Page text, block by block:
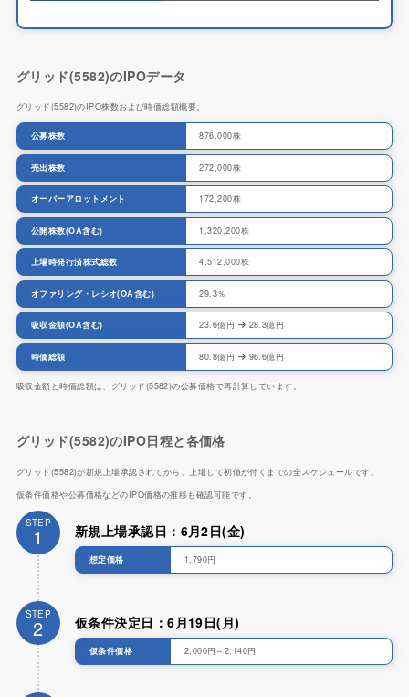
グリッド(5582)のIPOデータ
グリッド(5582)のIPO株数および時価総額概要。
公募株数 876,000株
売出株数 272,000株
オーバーアロットメント 172,200株
公開株数(OA含む) 1,320,200株
上場時発行済株式総数 4,512,000株
オファリング・レシオ(OA含む) 29.3％
吸収金額(OA含む) 23.6億円 28.3億円
時価総額 80.8億円 96.6億円
吸収金額と時価総額は、グリッド(5582)の公募価格で再計算しています。
グリッド(5582)のIPO日程と各価格
グリッド(5582)が新規上場承認されてから、上場して初値が付くまでの全スケジュールです。
仮条件価格や公募価格などのIPO価格の推移も確認可能です。
STEP
1 新規上場承認日：6月2日(金)
想定価格 1,790円
STEP
2 仮条件決定日：6月19日(月)
仮条件価格 2,000円～2,140円